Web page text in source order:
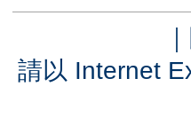
｜
請以 Internet